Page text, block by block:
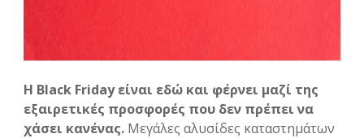
Η Black Friday είναι εδώ και φέρνει μαζί της
εξαιρετικές προσφορές που δεν πρέπει να
χάσει κανένας. Μεγάλες αλυσίδες καταστημάτων